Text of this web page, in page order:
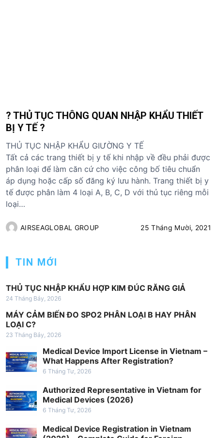
? THỦ TỤC THÔNG QUAN NHẬP KHẨU THIẾT
BỊ Y TẾ ?
THỦ TỤC NHẬP KHẨU GIƯỜNG Y TẾ
Tất cả các trang thiết bị y tế khi nhập về đều phải được
phân loại để làm căn cứ cho việc công bố tiêu chuẩn
áp dụng hoặc cấp số đăng ký lưu hành. Trang thiết bị y
tế được phân làm 4 loại A, B, C, D với thủ tục riêng mỗi
loại…
AIRSEAGLOBAL GROUP 25 Tháng Mười, 2021
TIN MỚI
THỦ TỤC NHẬP KHẨU HỢP KIM ĐÚC RĂNG GIẢ
24 Tháng Bảy, 2026
MÁY CẢM BIẾN ĐO SPO2 PHÂN LOẠI B HAY PHÂN
LOẠI C?
23 Tháng Bảy, 2026
Medical Device Import License in Vietnam –
What Happens After Registration?
6 Tháng Tư, 2026
Authorized Representative in Vietnam for
Medical Devices (2026)
6 Tháng Tư, 2026
Medical Device Registration in Vietnam